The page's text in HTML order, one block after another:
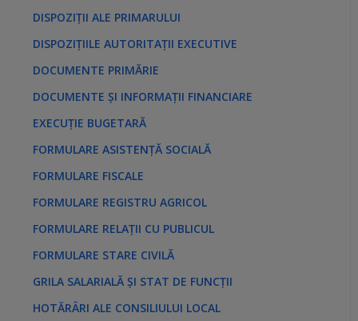
DISPOZIȚII ALE PRIMARULUI
DISPOZIȚIILE AUTORITAȚII EXECUTIVE
DOCUMENTE PRIMĂRIE
DOCUMENTE ȘI INFORMAȚII FINANCIARE
EXECUȚIE BUGETARĂ
FORMULARE ASISTENȚĂ SOCIALĂ
FORMULARE FISCALE
FORMULARE REGISTRU AGRICOL
FORMULARE RELAȚII CU PUBLICUL
FORMULARE STARE CIVILĂ
GRILA SALARIALĂ ȘI STAT DE FUNCȚII
HOTĂRÂRI ALE CONSILIULUI LOCAL